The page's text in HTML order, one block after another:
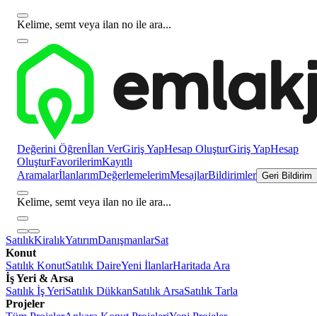
Kelime, semt veya ilan no ile ara...
Değerini Öğrenİlan VerGiriş YapHesap OluşturGiriş YapHesap
OluşturFavorilerimKayıtlı
AramalarİlanlarımDeğerlemelerimMesajlarBildirimler Geri Bildirim
Kelime, semt veya ilan no ile ara...
SatılıkKiralıkYatırımDanışmanlarSat
Konut
Satılık KonutSatılık DaireYeni İlanlarHaritada Ara
İş Yeri & Arsa
Satılık İş YeriSatılık DükkanSatılık ArsaSatılık Tarla
Projeler